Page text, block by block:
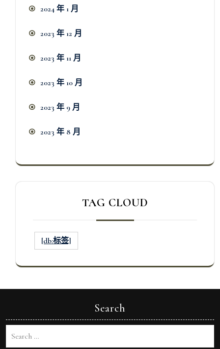
2024 年 1 月
2023 年 12 月
2023 年 11 月
2023 年 10 月
2023 年 9 月
2023 年 8 月
TAG CLOUD
[db:标签]
Search